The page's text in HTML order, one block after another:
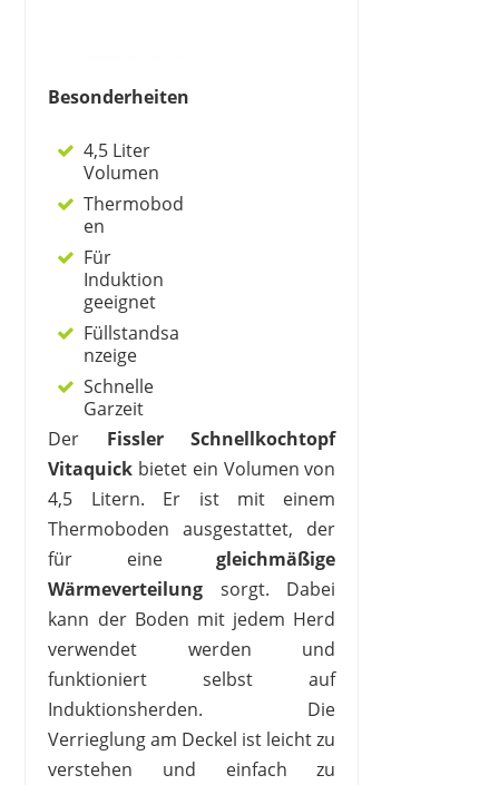
Besonderheiten
4,5 Liter
Volumen
Thermobod
en
Für
Induktion
geeignet
Füllstandsa
nzeige
Schnelle
Garzeit
Der Fissler Schnellkochtopf
Vitaquick bietet ein Volumen von
4,5 Litern. Er ist mit einem
Thermoboden ausgestattet, der
für einegleichmäßige
Wärmeverteilung sorgt. Dabei
kann der Boden mit jedem Herd
verwendet werden und
funktioniert selbst auf
Induktionsherden. Die
Verrieglung am Deckel ist leicht zu
verstehen und einfach zu